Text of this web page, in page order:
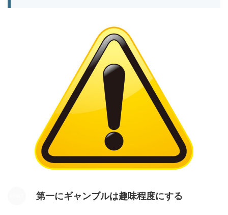
第一にギャンブルは趣味程度にする